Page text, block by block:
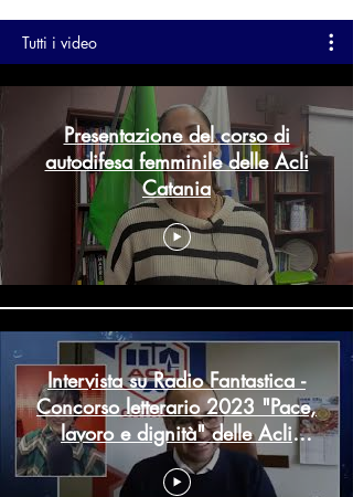
Tutti i video
Presentazione del corso di
autodifesa femminile delle Acli
Catania
Intervista su Radio Fantastica -
Concorso letterario 2023 "Pace,
lavoro e dignità" delle Acli
Catania